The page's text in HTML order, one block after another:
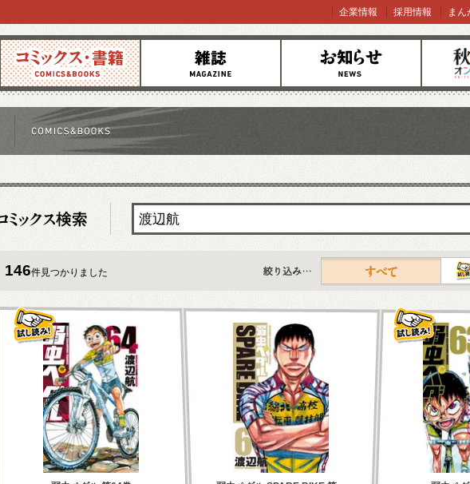
コミックス 雑誌 お知らせ オンライ
企業情報 採用情報 まん
146件見つかりました
すべて